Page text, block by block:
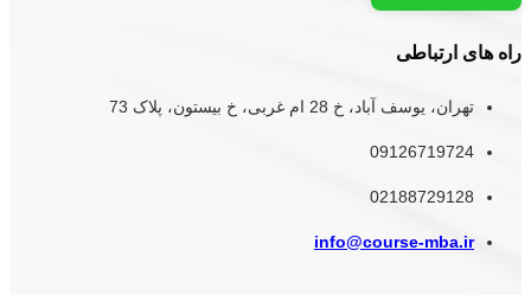
راه های ارتباطی
تهران، یوسف آباد، خ 28 ام غربی، خ بیستون، پلاک 73
09126719724
02188729128
info@course-mba.ir